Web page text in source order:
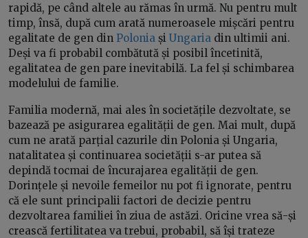
rapidă, pe când altele au rămas în urmă. Nu pentru mult
timp, însă, după cum arată numeroasele mișcări pentru
egalitate de gen din Polonia și Ungaria din ultimii ani.
Deși va fi probabil combătută și posibil încetinită,
egalitatea de gen pare inevitabilă. La fel și schimbarea
modelului de familie.
Familia modernă, mai ales în societățile dezvoltate, se
bazează pe asigurarea egalității de gen. Mai mult, după
cum ne arată parțial cazurile din Polonia și Ungaria,
natalitatea și continuarea societății s-ar putea să
depindă tocmai de încurajarea egalității de gen.
Dorințele și nevoile femeilor nu pot fi ignorate, pentru
că ele sunt principalii factori de decizie pentru
dezvoltarea familiei în ziua de astăzi. Oricine vrea să-și
crească fertilitatea va trebui, probabil, să își trateze